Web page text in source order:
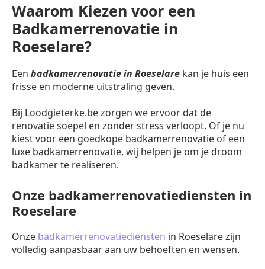
Waarom Kiezen voor een
Badkamerrenovatie in
Roeselare?
Een badkamerrenovatie in Roeselare kan je huis een
frisse en moderne uitstraling geven.
Bij Loodgieterke.be zorgen we ervoor dat de
renovatie soepel en zonder stress verloopt. Of je nu
kiest voor een goedkope badkamerrenovatie of een
luxe badkamerrenovatie, wij helpen je om je droom
badkamer te realiseren.
Onze badkamerrenovatiediensten in
Roeselare
Onze badkamerrenovatiediensten in Roeselare zijn
volledig aanpasbaar aan uw behoeften en wensen.